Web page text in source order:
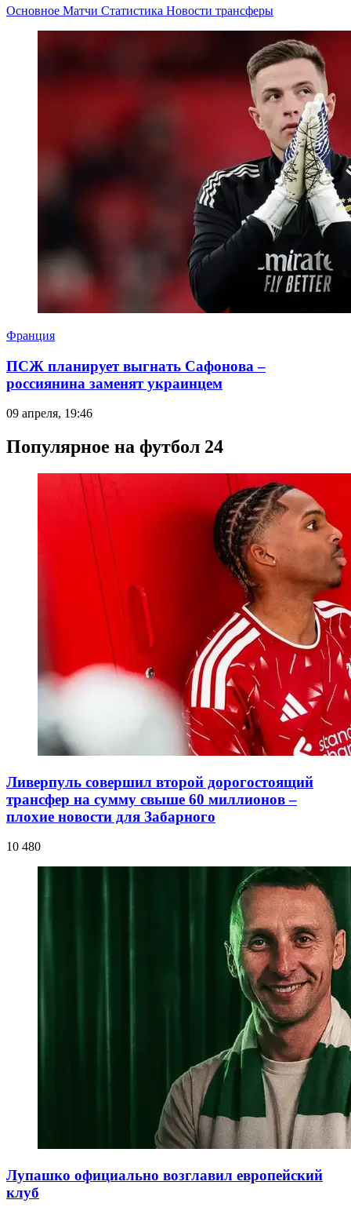
Основное Матчи Статистика Новости трансферы
Франция
ПСЖ планирует выгнать Сафонова –
россиянина заменят украинцем
09 апреля, 19:46
Популярное на футбол 24
Ливерпуль совершил второй дорогостоящий
трансфер на сумму свыше 60 миллионов –
плохие новости для Забарного
10 480
Лупашко официально возглавил европейский
клуб